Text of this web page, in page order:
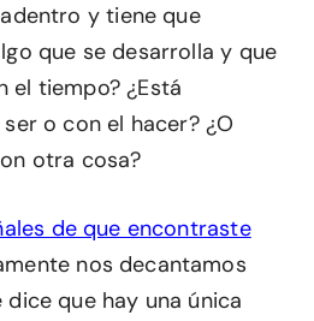
y tiene que
que se desarrolla y que
el tiempo? ¿Está
o con el hacer? ¿O
otra cosa?
de que encontraste
nos decantamos
que hay una única